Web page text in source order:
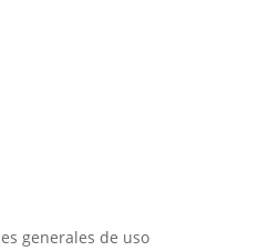
generales de uso